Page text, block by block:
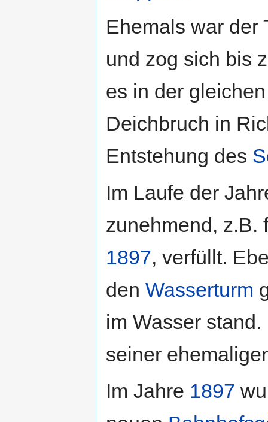
Ehemals war der
und zog sich bis
es in der
Deichbruch in
Entstehung des
Im Laufe der
zunehmend, z.B.
1897, verfüllt.
den Wasserturm
im Wasser
seiner
Im Jahre 1897